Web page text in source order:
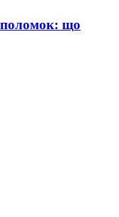
поломок: що